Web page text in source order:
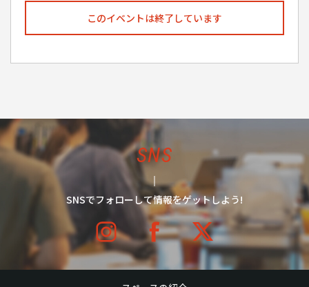
このイベントは終了しています
SNS
SNSでフォローして情報をゲットしよう!